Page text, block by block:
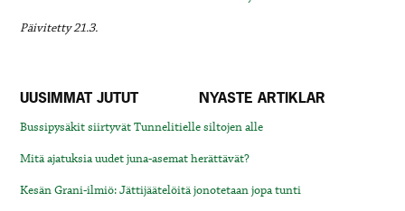
Päivitetty 21.3.
UUSIMMAT JUTUT NYASTE ARTIKLAR
Bussipysäkit siirtyvät Tunnelitielle siltojen alle
Mitä ajatuksia uudet juna-asemat herättävät?
Kesän Grani-ilmiö: Jättijäätelöitä jonotetaan jopa tunti